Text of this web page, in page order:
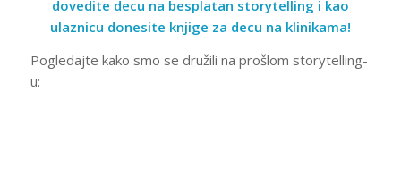
dovedite decu na besplatan storytelling i kao
ulaznicu donesite knjige za decu na klinikama!
Pogledajte kako smo se družili na prošlom storytelling-
u: